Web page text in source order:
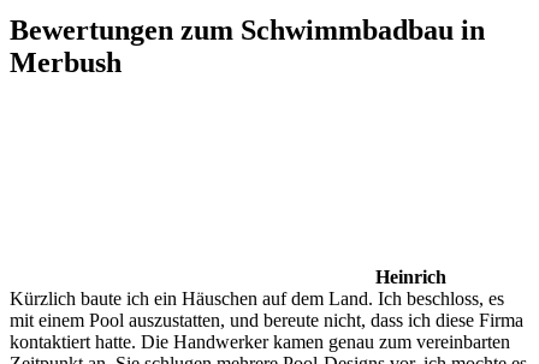
Bewertungen zum Schwimmbadbau in
Merbush
Heinrich
Kürzlich baute ich ein Häuschen auf dem Land. Ich beschloss, es
mit einem Pool auszustatten, und bereute nicht, dass ich diese Firma
kontaktiert hatte. Die Handwerker kamen genau zum vereinbarten